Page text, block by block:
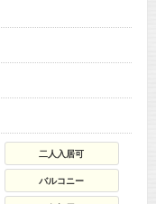
二人入居可
バルコニー